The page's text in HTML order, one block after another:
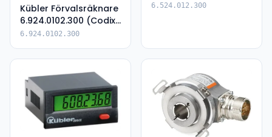
Kübler Förvalsräknare
6.924.0102.300 (Codix
924)
6.924.0102.300
6.524.012.300